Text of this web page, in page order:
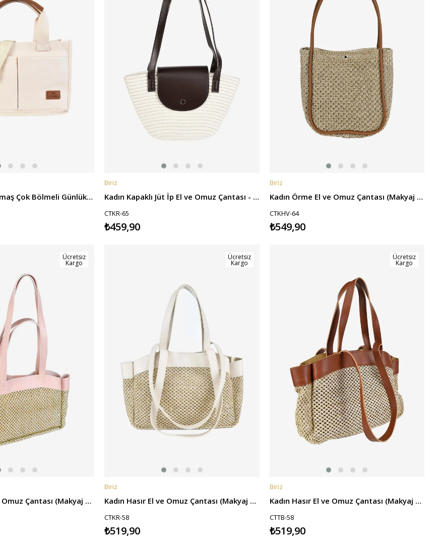
Kadın Kanvas Kumaş Çok Bölmeli Günlük El ve Omuz Çantası - Bej
SEPETE EKLE
Biriz
Kadın Kapaklı Jüt İp El ve Omuz Çantası - Krem
CTKR-65
₺459,90
SEPETE EKLE
Biriz
Kadın Örme El ve Omuz Çantası (Makyaj Çantalı) - Kahverengi
CTKHV-64
₺549,90
Ücretsiz
Kargo
Kadın Hasır El ve Omuz Çantası (Makyaj Çantalı) - Pembe
SEPETE EKLE
Ücretsiz
Kargo
Biriz
Kadın Hasır El ve Omuz Çantası (Makyaj Çantalı) - Krem
CTKR-58
₺519,90
SEPETE EKLE
Ücretsiz
Kargo
Biriz
Kadın Hasır El ve Omuz Çantası (Makyaj Çantalı) - Taba
CTTB-58
₺519,90